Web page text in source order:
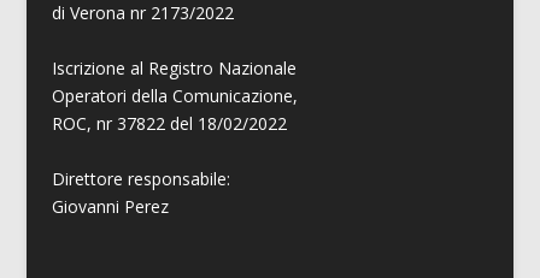
di Verona nr 2173/2022
Iscrizione al Registro Nazionale
Operatori della Comunicazione,
ROC, nr 37822 del 18/02/2022
Direttore responsabile:
Giovanni Perez